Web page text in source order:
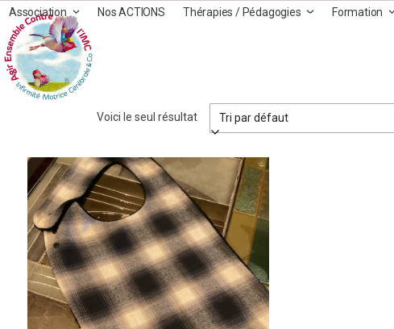
Skip
content
Association Nos ACTIONS Thérapies / Pédagogies Formation
Voici le seul résultat